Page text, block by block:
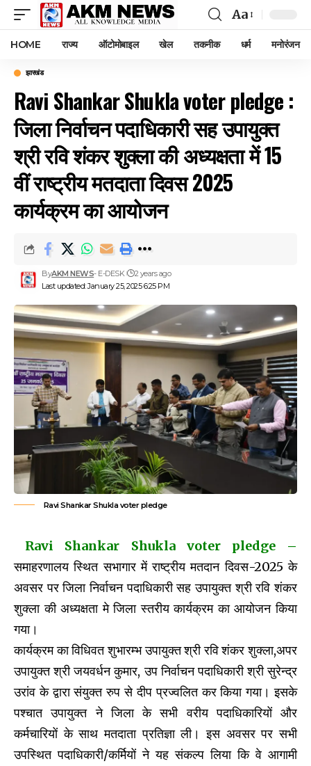
Font
Resizer
Aa
HOME राज्य ऑटोमोबाइल खेल तकनीक धर्म मनोरंजन
झारखंड
Ravi Shankar Shukla voter pledge :
जिला निर्वाचन पदाधिकारी सह उपायुक्त
श्री रवि शंकर शुक्ला की अध्यक्षता में 15
वीं राष्ट्रीय मतदाता दिवस 2025
कार्यक्रम का आयोजन
Last updated: January 25, 2025 6:25 PM
ByAKM NEWS- E-DESK 2 years ago
Ravi Shankar Shukla voter pledge
Ravi Shankar Shukla voter pledge –
समाहरणालय स्थित सभागार में राष्ट्रीय मतदान दिवस-2025 के
अवसर पर जिला निर्वाचन पदाधिकारी सह उपायुक्त श्री रवि शंकर
शुक्ला की अध्यक्षता मे जिला स्तरीय कार्यक्रम का आयोजन किया
गया।
कार्यक्रम का विधिवत शुभारम्भ उपायुक्त श्री रवि शंकर शुक्ला,अपर
उपायुक्त श्री जयवर्धन कुमार, उप निर्वाचन पदाधिकारी श्री सुरेन्द्र
उरांव के द्वारा संयुक्त रुप से दीप प्रज्वलित कर किया गया। इसके
पश्चात उपायुक्त ने जिला के सभी वरीय पदाधिकारियों और
कर्मचारियों के साथ मतदाता प्रतिज्ञा ली। इस अवसर पर सभी
उपस्थित पदाधिकारी/कर्मियों ने यह संकल्प लिया कि वे आगामी